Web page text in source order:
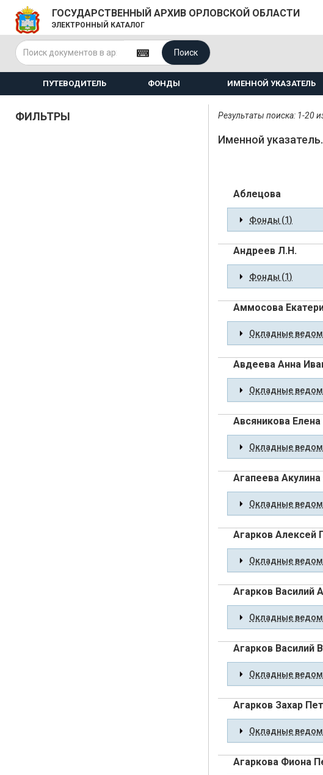
ГОСУДАРСТВЕННЫЙ АРХИВ ОРЛОВСКОЙ ОБЛАСТИ
ЭЛЕКТРОННЫЙ КАТАЛОГ
Поиск
ПУТЕВОДИТЕЛЬ ФОНДЫ ИМЕННОЙ УКАЗАТЕЛЬ
ФИЛЬТРЫ Результаты поиска: 1-20
Именной
Аблецова
Фонды (1)
Андреев Л.Н.
Фонды (1)
Аммосова
Окладные
Авдеева Анна
Окладные
Авсяникова
Окладные
Агапеева
Окладные
Агарков Алексей
Окладные
Агарков Василий
Окладные
Агарков Василий
Окладные
Агарков Захар
Окладные
Агаркова Фиона